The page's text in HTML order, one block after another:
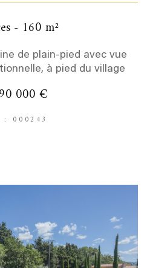
- 160 m²
de plain-pied avec vue
à pied du village
000 €
: 000243